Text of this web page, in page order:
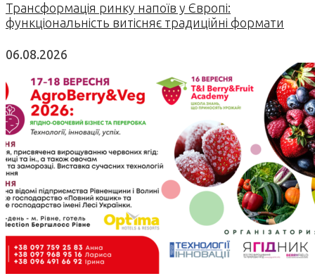
Трансформація ринку напоїв у Європі:
функціональність витісняє традиційні формати
06.08.2026